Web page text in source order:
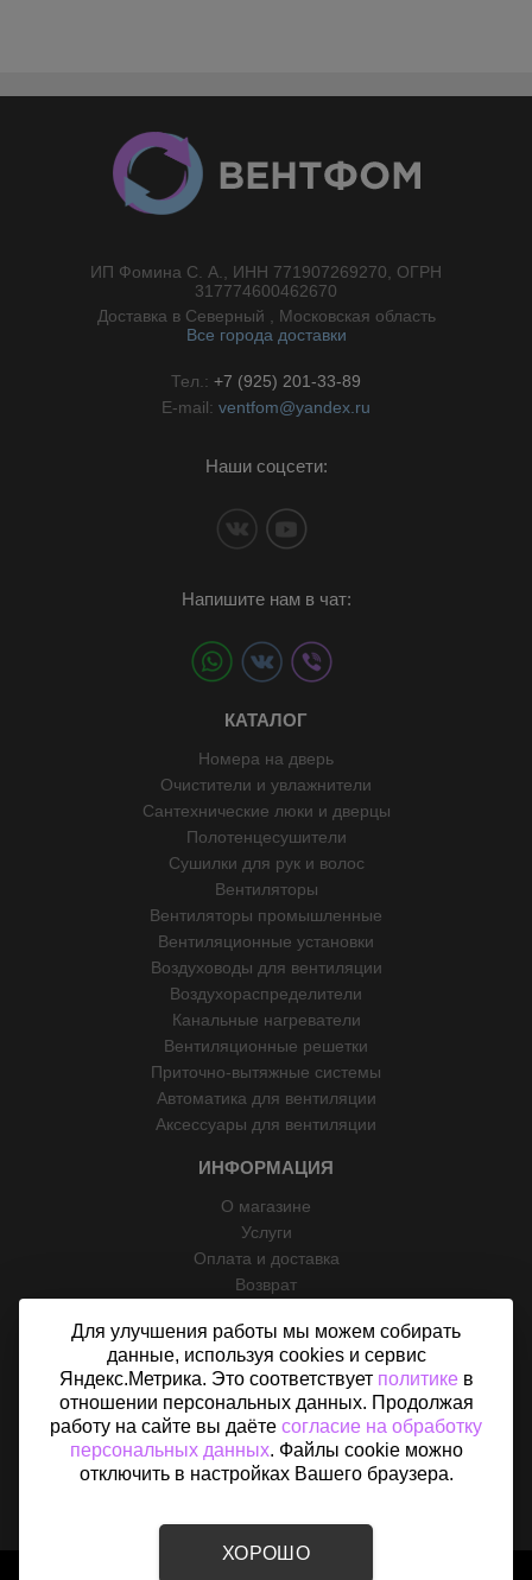
ИП Фомина С. А., ИНН 771907269270, ОГРН
317774600462670
Доставка в Северный , Московская область
Все города доставки
Тел.: +7 (925) 201-33-89
E-mail: ventfom@yandex.ru
Наши соцсети:
Напишите нам в чат:
КАТАЛОГ
Номера на дверь
Очистители и увлажнители
Сантехнические люки и дверцы
Полотенцесушители
Сушилки для рук и волос
Вентиляторы
Вентиляторы промышленные
Вентиляционные установки
Воздуховоды для вентиляции
Воздухораспределители
Канальные нагреватели
Вентиляционные решетки
Приточно-вытяжные системы
Автоматика для вентиляции
Аксессуары для вентиляции
ИНФОРМАЦИЯ
О магазине
Услуги
Оплата и доставка
Возврат
Контакты
Политика конфиденциальности
Согласие на обработку персональных данных
Карта сайта
Для улучшения работы мы можем собирать
данные, используя cookies и сервис
Яндекс.Метрика. Это соответствует политикев
отношении персональных данных. Продолжая
работу на сайте вы даёте согласие на обработку
персональных данных. Файлы cookie можно
отключить в настройках Вашего браузера.
ХОРОШО